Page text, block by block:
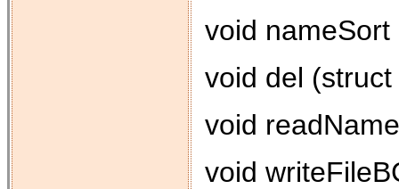
void
void del
void
void